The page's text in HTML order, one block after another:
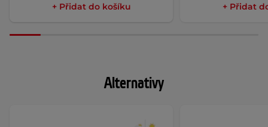
+ Přidat do košíku + Přidat
Alternativy